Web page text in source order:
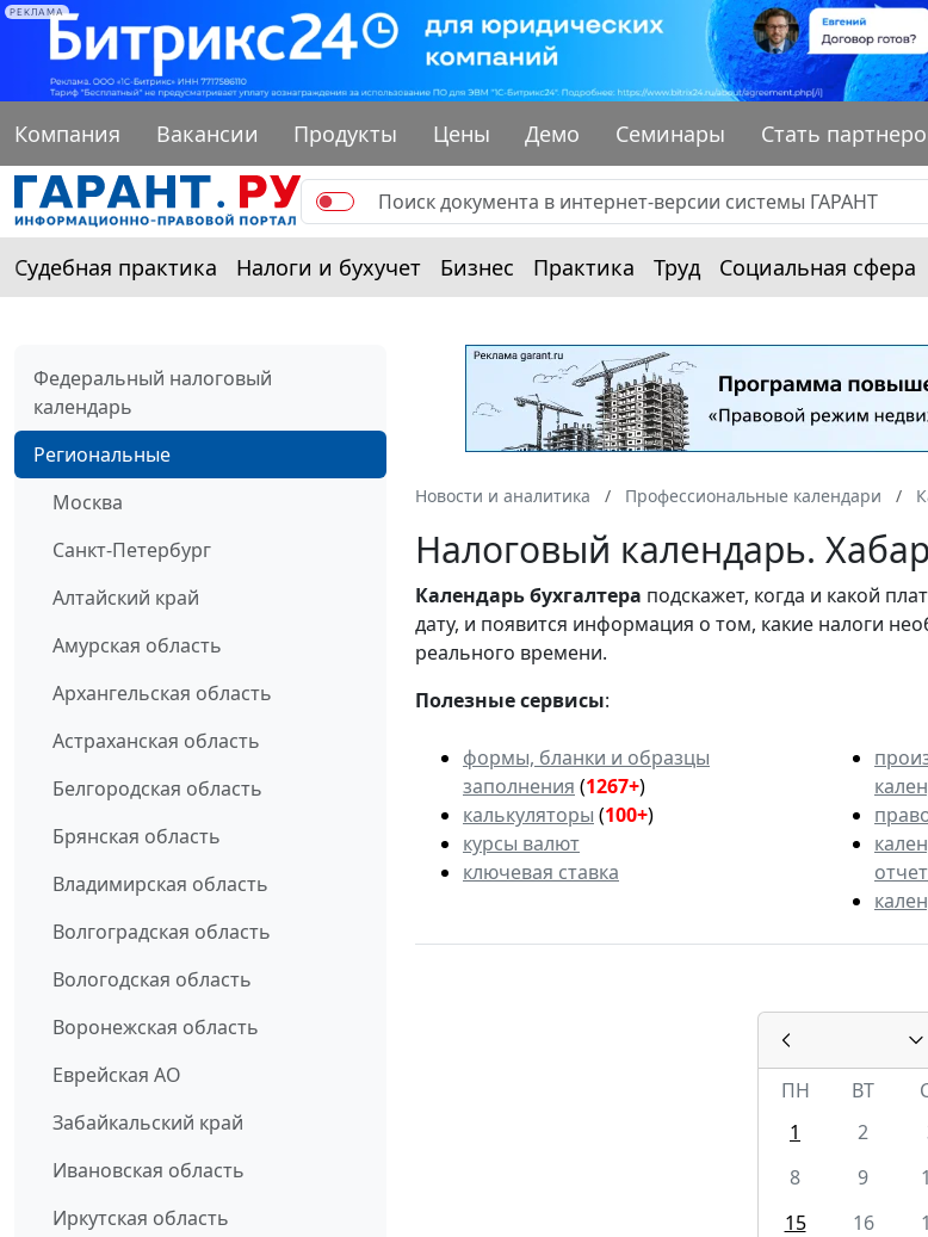
РЕКЛАМА
Компания Вакансии Продукты Цены Демо Семинары Стать
Судебная практика Налоги и бухучет Бизнес Практика Труд Социальная сфера
Федеральный налоговый
календарь
Региональные
Москва
Санкт-Петербург
Алтайский край
Амурская область
Архангельская область
Астраханская область
Белгородская область
Брянская область
Владимирская область
Волгоградская область
Вологодская область
Воронежская область
Еврейская АО
Забайкальский край
Ивановская область
Иркутская область
Новости и аналитика Профессиональные календари
Налоговый календарь.
Календарьбухгалтера подскажет, когда и какой
дату, и появится информация о том, какие налоги
реального времени.
Полезные сервисы:
формы, бланки и образцы
заполнения (1267+)
калькуляторы (100+)
курсы валют
ключевая ставка
ПН
ВТ
1
2
8
9
15
16